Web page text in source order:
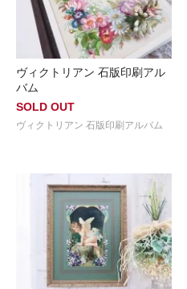
ヴィクトリアン 石版印刷アル
バム
SOLD OUT
ヴィクトリアン 石版印刷アルバム